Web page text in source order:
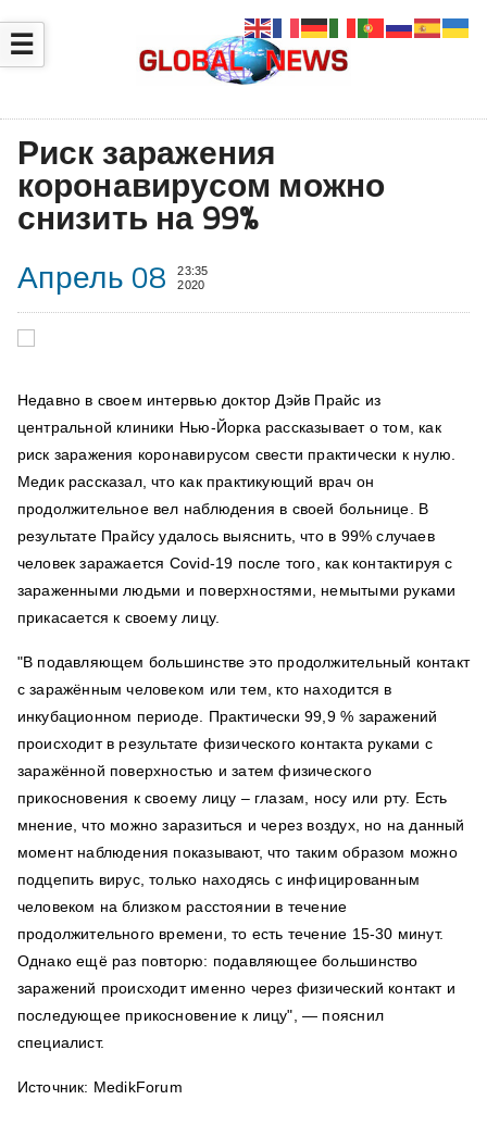
☰
Риск заражения
коронавирусом можно
снизить на 99%
Апрель 08
23:35
2020
Недавно в своем интервью доктор Дэйв Прайс из
центральной клиники Нью-Йорка рассказывает о том, как
риск заражения коронавирусом свести практически к нулю.
Медик рассказал, что как практикующий врач он
продолжительное вел наблюдения в своей больнице. В
результате Прайсу удалось выяснить, что в 99% случаев
человек заражается Covid-19 после того, как контактируя с
зараженными людьми и поверхностями, немытыми руками
прикасается к своему лицу.
"В подавляющем большинстве это продолжительный контакт
с заражённым человеком или тем, кто находится в
инкубационном периоде. Практически 99,9 % заражений
происходит в результате физического контакта руками с
заражённой поверхностью и затем физического
прикосновения к своему лицу – глазам, носу или рту. Есть
мнение, что можно заразиться и через воздух, но на данный
момент наблюдения показывают, что таким образом можно
подцепить вирус, только находясь с инфицированным
человеком на близком расстоянии в течение
продолжительного времени, то есть течение 15-30 минут.
Однако ещё раз повторю: подавляющее большинство
заражений происходит именно через физический контакт и
последующее прикосновение к лицу", — пояснил
специалист.
Источник: MedikForum